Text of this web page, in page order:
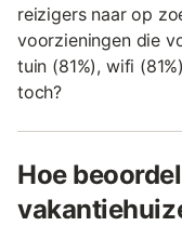
reizigers naar op
voorzieningen die
tuin (81%), wifi
toch?
Hoe